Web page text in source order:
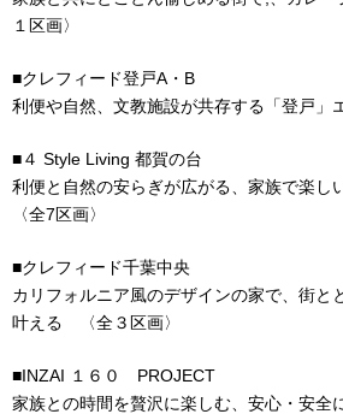
１区画〉
■クレフィード登戸A・B
利便や自然、文教施設が共存する「登戸」
■４ Style Living 都賀の台
利便と自然の安らぎが広がる、家族で楽し
〈全7区画〉
■クレフィード千葉中央
カリフォルニア風のデザインの家で、街と
叶える 〈全３区画〉
■INZAI １６０ PROJECT
家族との時間を贅沢に楽しむ、安心・安全